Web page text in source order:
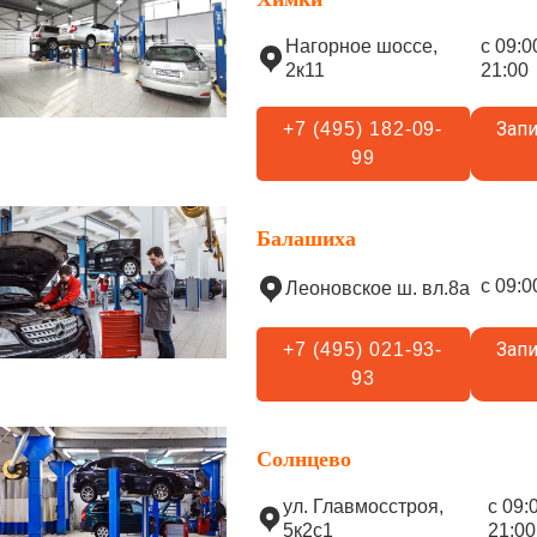
Нагорное шоссе,
2к11
с
21:00
+7 (495) 182-09-
99
Балашиха
Леоновское ш. вл.8а с
+7 (495) 021-93-
93
Солнцево
ул. Главмосстроя,
5к2с1
с
21:00